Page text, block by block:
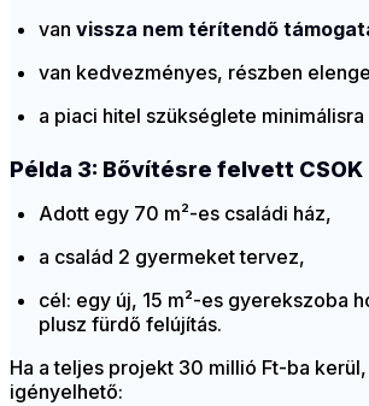
van vissza nem térítendő
van kedvezményes, részben
a piaci hitel szükséglete
Példa 3: Bővítésre felvett CSOK
Adott egy 70 m²-es családi ház,
a család 2 gyermeket tervez,
cél: egy új, 15 m²-es gyerekszoba
plusz fürdő felújítás.
Ha a teljes projekt 30 millió Ft-ba
igényelhető: